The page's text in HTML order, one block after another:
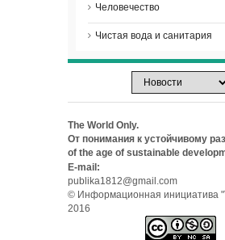
Человечество
Чистая вода и санитария
The World Only.
От понимания к устойчивому
of the age of sustainable
E-mail:
publika1812@gmail.com
© Информационная инициатива
2016